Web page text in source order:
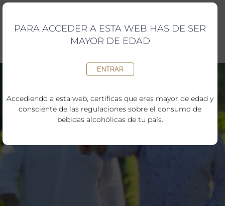
Saltar
contenido
PARA ACCEDER A ESTA WEB HAS DE SER
MAYOR DE EDAD
ENTRAR
Accediendo a esta web, certificas que eres mayor de edad y
consciente de las regulaciones sobre el consumo de
bebidas alcohólicas de tu país.